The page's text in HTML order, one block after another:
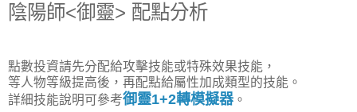
陰陽師<御靈> 配點分析
點數投資請先分配給攻擊技能或特殊效果技能，
等人物等級提高後，再配點給屬性加成類型的技能。
詳細技能說明可參考御靈1+2轉模擬器 。